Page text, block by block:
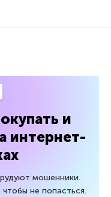
и
интернет-
мошенники.
не попасться.